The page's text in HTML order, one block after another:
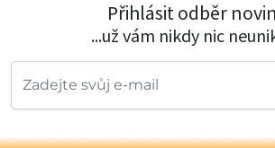
Přihlásit odběr
...už vám nikdy nic